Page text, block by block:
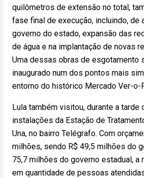
quilômetros de extensão no total,
fase final de execução, incluindo, de
governo do estado, expansão das
de água e na implantação de novas
Uma dessas obras de esgotamento
inaugurado num dos pontos mais
entorno do histórico Mercado Ver-o-
Lula também visitou, durante a tarde
instalações da Estação de
Una, no bairro Telégrafo. Com
milhões, sendo R$ 49,5 milhões do
75,7 milhões do governo estadual, a
em quantidade de pessoas